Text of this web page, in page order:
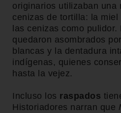
originarios utilizaban una
cenizas de tortilla: la
las cenizas como pulidor.
quedaron asombrados
blancas y la dentadura
indígenas, quienes
hasta la vejez.
Incluso los raspados
Historiadores narran que